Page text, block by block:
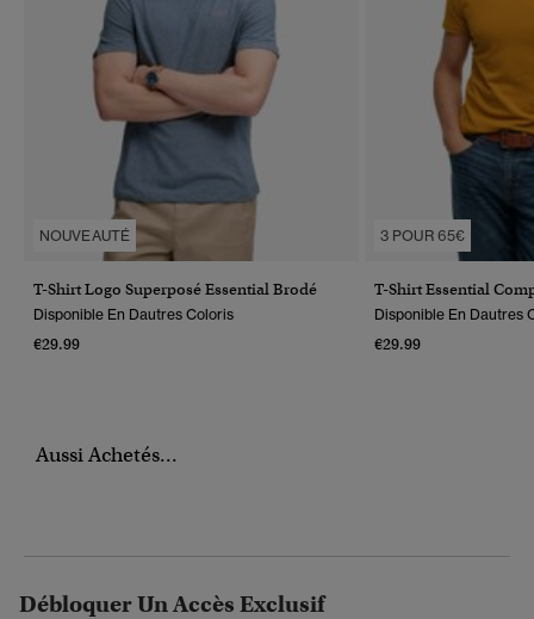
NOUVEAUTÉ
T-Shirt Logo Superposé Essential Brodé
Disponible En Dautres Coloris
€29.99
3 POUR 65€
T-Shirt Essential
Disponible En Dautres
€29.99
Aussi Achetés...
Débloquer Un Accès Exclusif